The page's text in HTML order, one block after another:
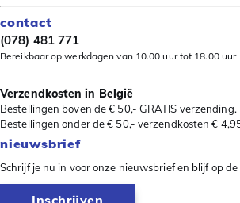
contact
(078) 481 771
Bereikbaar op werkdagen van 10.00 uur tot 18.00 uur
Verzendkosten in België
Bestellingen boven de € 50,- GRATIS verzending.
Bestellingen onder de € 50,- verzendkosten €
nieuwsbrief
Schrijf je nu in voor onze nieuwsbrief en blijf op
Inschrijven